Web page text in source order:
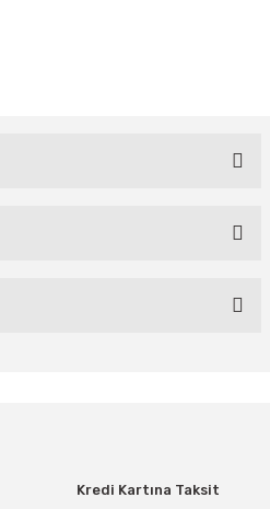
siz yapın!
bulunuyor.Kredi Kartına Taksit